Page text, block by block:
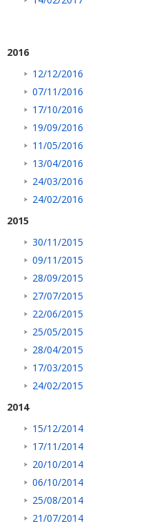
2016
12/12/2016
07/11/2016
17/10/2016
19/09/2016
11/05/2016
13/04/2016
24/03/2016
24/02/2016
2015
30/11/2015
09/11/2015
28/09/2015
27/07/2015
22/06/2015
25/05/2015
28/04/2015
17/03/2015
24/02/2015
2014
15/12/2014
17/11/2014
20/10/2014
06/10/2014
25/08/2014
21/07/2014